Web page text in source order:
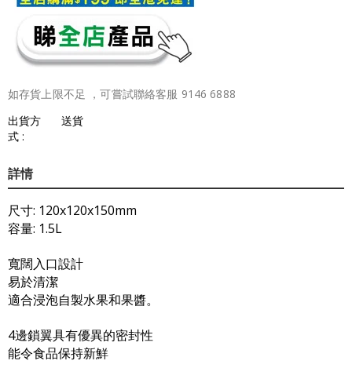
如存貨上限不足 ，可嘗試聯絡客服 9146 6888
出貨方
式 :
送貨
詳情
尺寸: 120x120x150mm
容量: 1.5L
寬闊入口設計
易於清潔
適合浸泡自製水果和果醬。
4邊鎖翼具有優異的密封性
能令食品保持新鮮